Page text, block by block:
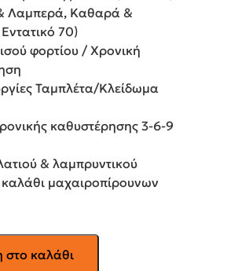
Λαμπερά, Καθαρά &
70)
φορτίου / Χρονική
Ταμπλέτα/Κλείδωμα
καθυστέρησης 3-6-9
& λαμπρυντικού
μαχαιροπίρουνων
καλάθι